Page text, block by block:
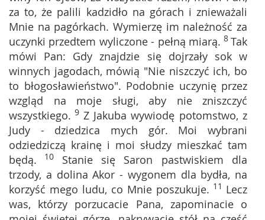
za to, że palili kadzidło na górach i znieważali
Mnie na pagórkach. Wymierzę im należność za
uczynki przedtem wyliczone - pełną miarą. 8Tak
mówi Pan: Gdy znajdzie się dojrzały sok w
winnych jagodach, mówią "Nie niszczyć ich, bo
to błogosławieństwo". Podobnie uczynię przez
wzgląd na moje sługi, aby nie zniszczyć
wszystkiego. 9 Z Jakuba wywiodę potomstwo, z
Judy - dziedzica mych gór. Moi wybrani
odziedziczą krainę i moi słudzy mieszkać tam
będą. 10 Stanie się Saron pastwiskiem dla
trzody, a dolina Akor - wygonem dla bydła, na
korzyść mego ludu, co Mnie poszukuje. 11 Lecz
was, którzy porzucacie Pana, zapominacie o